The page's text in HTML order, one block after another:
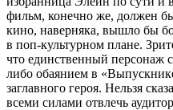
фильм, конечно же, должен
кино, наверняка, вышло бы
в поп-культурном плане.
что единственный персонаж
либо обаянием в
заглавного героя. Нельзя
всеми силами отвлечь